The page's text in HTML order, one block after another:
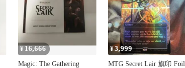
¥ 16,666
Magic: The Gathering
¥3,999
MTG Secret Lair 旗印 Foil